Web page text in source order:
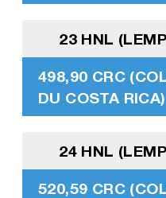
23 HNL
498,90 CRC
DU COSTA RICA)
24 HNL
520,59 CRC